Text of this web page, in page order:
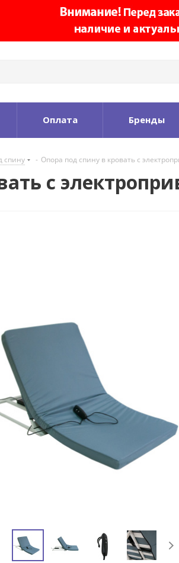
Оплата Бренды
спину - Опора под спину в кровать с
с